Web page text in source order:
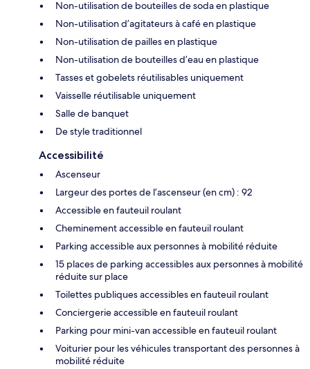
Non-utilisation de bouteilles de soda en plastique
Non-utilisation d’agitateurs à café en plastique
Non-utilisation de pailles en plastique
Non-utilisation de bouteilles d’eau en plastique
Tasses et gobelets réutilisables uniquement
Vaisselle réutilisable uniquement
Salle de banquet
De style traditionnel
Accessibilité
Ascenseur
Largeur des portes de l’ascenseur (en cm) : 92
Accessible en fauteuil roulant
Cheminement accessible en fauteuil roulant
Parking accessible aux personnes à mobilité réduite
15 places de parking accessibles aux personnes à mobilité
réduite sur place
Toilettes publiques accessibles en fauteuil roulant
Conciergerie accessible en fauteuil roulant
Parking pour mini-van accessible en fauteuil roulant
Voiturier pour les véhicules transportant des personnes à
mobilité réduite